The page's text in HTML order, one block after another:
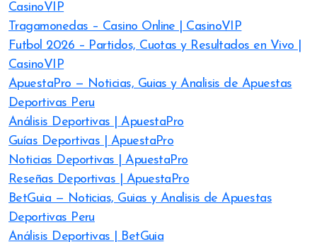
CasinoVIP
Tragamonedas – Casino Online | CasinoVIP
Futbol 2026 – Partidos, Cuotas y Resultados en Vivo |
CasinoVIP
ApuestaPro — Noticias, Guias y Analisis de Apuestas
Deportivas Peru
Análisis Deportivas | ApuestaPro
Guías Deportivas | ApuestaPro
Noticias Deportivas | ApuestaPro
Reseñas Deportivas | ApuestaPro
BetGuia — Noticias, Guias y Analisis de Apuestas
Deportivas Peru
Análisis Deportivas | BetGuia